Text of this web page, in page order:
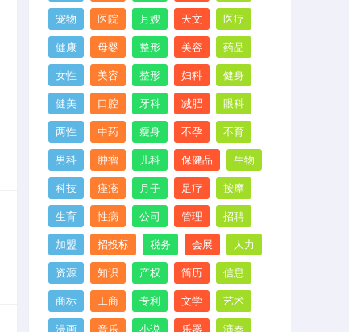
宠物 医院 月嫂 天文 医疗
健康 母婴 整形 美容 药品
女性 美容 整形 妇科 健身
健美 口腔 牙科 减肥 眼科
两性 中药 瘦身 不孕 不育
男科 肿瘤 儿科 保健品 生物
科技 痤疮 月子 足疗 按摩
生育 性病 公司 管理 招聘
加盟 招投标 税务 会展 人力
资源 知识 产权 简历 信息
商标 工商 专利 文学 艺术
漫画 音乐 小说 乐器 演奏